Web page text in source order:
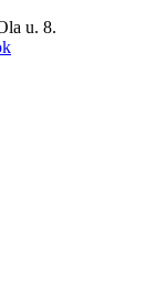
u. 8.